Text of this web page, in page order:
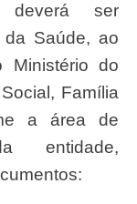
deverá ser
da Saúde, ao
Ministério do
Família
a área de
entidade,